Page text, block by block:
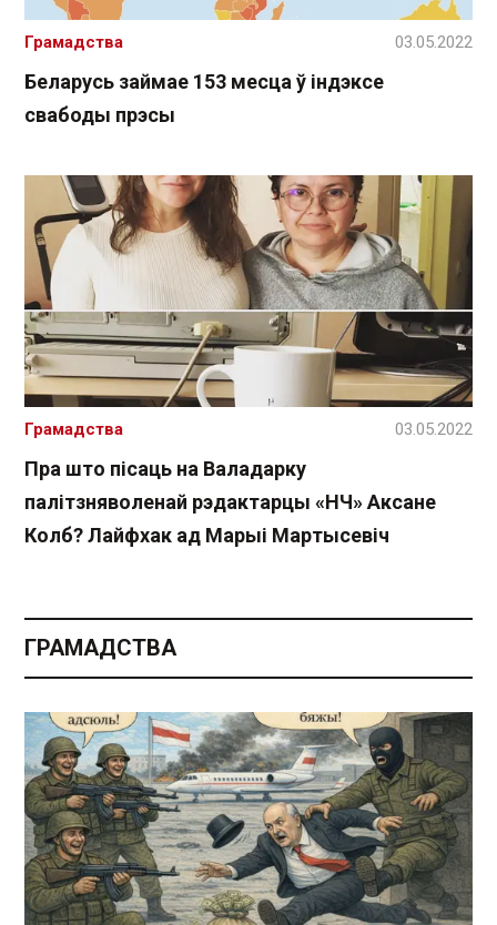
Беларусь займае 153 месца ў індэксе
свабоды прэсы
Грамадства 03.05.2022
Пра што пісаць на Валадарку
палітзняволенай рэдактарцы «НЧ» Аксане
Колб? Лайфхак ад Марыі Мартысевіч
Грамадства 03.05.2022
ГРАМАДСТВА